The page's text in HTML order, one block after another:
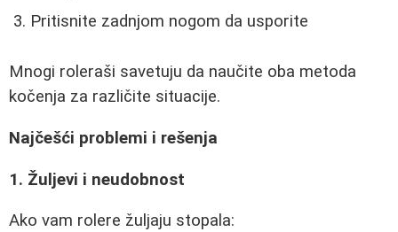
Pritisnite zadnjom nogom da usporite
Mnogi roleraši savetuju da naučite oba metoda
kočenja za različite situacije.
Najčešći problemi i rešenja
1. Žuljevi i neudobnost
Ako vam rolere žuljaju stopala: